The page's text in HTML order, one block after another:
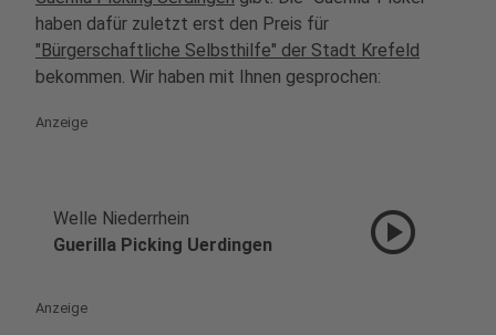
haben dafür zuletzt erst den Preis für
"Bürgerschaftliche Selbsthilfe" der Stadt Krefeld
bekommen. Wir haben mit Ihnen gesprochen:
Anzeige
Welle Niederrhein
Guerilla Picking Uerdingen
play_circle
Anzeige